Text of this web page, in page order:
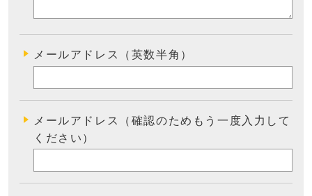
メールアドレス（英数半角）
メールアドレス（確認のためもう一度入力して
ください）